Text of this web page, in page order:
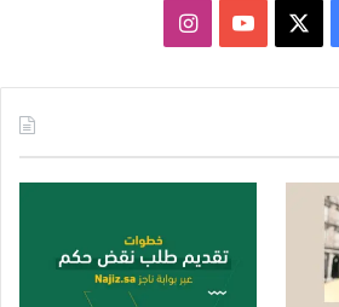
يوتيوبانستقرام